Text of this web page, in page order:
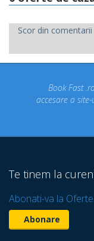
Scor din comentarii
Fast .ro inspira
a site-ului. Prin acest
vacanta
Te tinem la
Abonati-va la